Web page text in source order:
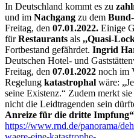
In Deutschland kommt es zu
und im Nachgang zu dem
Freitag, den 07.01.2022. Einige
fürRestaurants als ,,Quasi-
Fortbestand gefährdet. Ingrid
Deutschen Hotel- und
Freitag, den 07.01.2022 noch im
Regelung katastrophal wäre:
seine Existenz.“ Zudem merkt
nicht die Leidtragenden sein
Anreize für die dritte Impfung“
https://www.rnd.de/panorama/